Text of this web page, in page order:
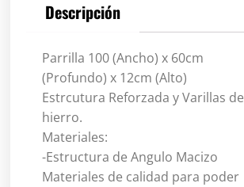
Oscuro
Descripción
Parrilla 100 (Ancho) x 60cm
(Profundo) x 12cm (Alto)
Estrcutura Reforzada y Varillas de
hierro.
Materiales:
-Estructura de Angulo Macizo
Materiales de calidad para poder